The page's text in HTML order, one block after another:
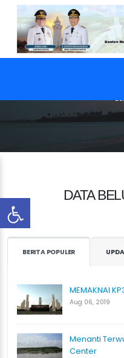
DATA
BERITA POPULER
MEMAKNAI
Aug 06, 2019
Menanti
Center